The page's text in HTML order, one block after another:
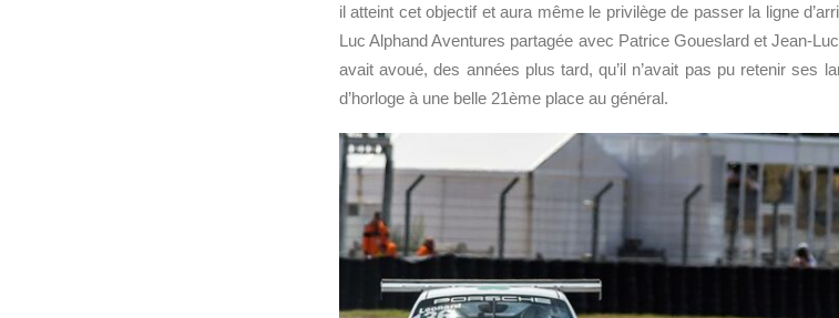
il atteint cet objectif et aura même le privilège de passer la ligne
Luc Alphand Aventures partagée avec Patrice Goueslard et Jean-
avait avoué, des années plus tard, qu’il n’avait pas pu retenir ses
d’horloge à une belle 21ème place au général.